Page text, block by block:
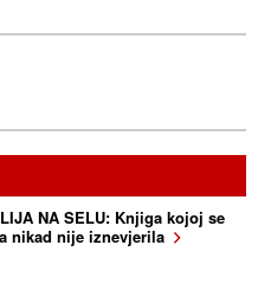
NA SELU: Knjiga kojoj se
nikad nije iznevjerila